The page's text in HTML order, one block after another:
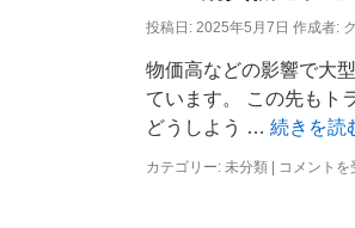
ス
キ
投稿日: 2025年5月7日 作成者:
物価高などの影響で大
ています。 この先もト
どうしよう … 続きを読
カテゴリー: 未分類
消
コメント